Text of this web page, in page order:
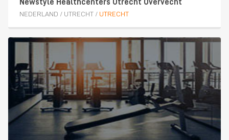
Newstyle Healthcenters Utrecht Overvecht
NEDERLAND / UTRECHT/ UTRECHT